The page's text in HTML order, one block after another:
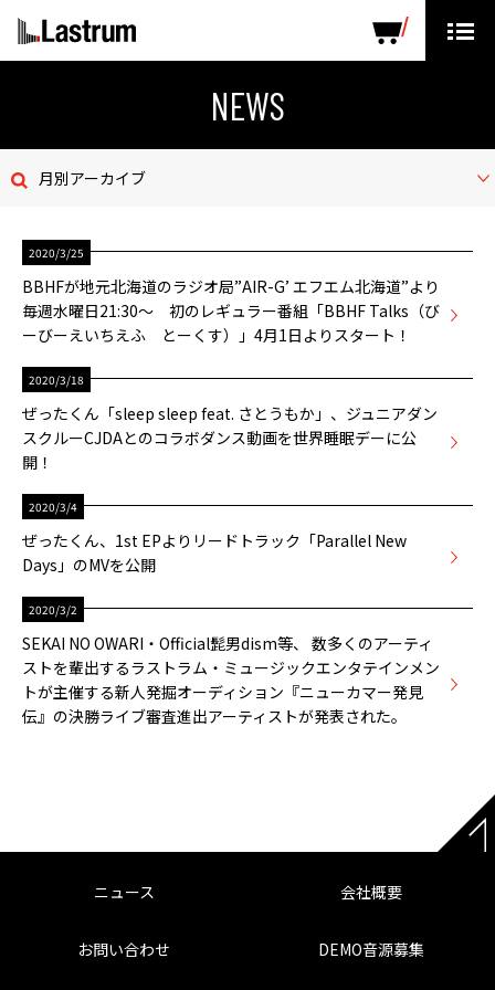
LABEL PRODUCTS
お問い合わせ
デモテープ
プライバシーポリシー
ENGLISH PAGE
NEWS
月別アーカイブ
2020/3/25
BBHFが地元北海道のラジオ局”AIR-G’ エフエム北海道”より
毎週水曜日21:30～ 初のレギュラー番組「BBHF Talks（び
ーびーえいちえふ とーくす）」4月1日よりスタート！
2020/3/18
ぜったくん「sleep sleep feat. さとうもか」、ジュニアダン
スクルーCJDAとのコラボダンス動画を世界睡眠デーに公
開！
2020/3/4
ぜったくん、1st EPよりリードトラック「Parallel New
Days」のMVを公開
2020/3/2
SEKAI NO OWARI・Official髭男dism等、 数多くのアーティ
ストを輩出するラストラム・ミュージックエンタテインメン
トが主催する新人発掘オーディション『ニューカマー発見
伝』の決勝ライブ審査進出アーティストが発表された。
ニュース 会社概要
お問い合わせ DEMO音源募集